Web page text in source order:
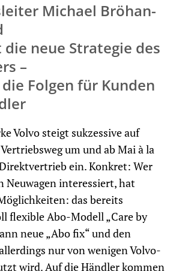
Michael Bröhan-
neue Strategie des
–
Folgen für Kunden
Volvo steigt sukzessive auf
um und ab Mai à la
ein. Konkret: Wer
Neuwagen interessiert, hat
das bereits
flexible Abo-Modell „Care by
neue „Abo fix“ und den
nur von wenigen Volvo-
wird. Auf die Händler kommen